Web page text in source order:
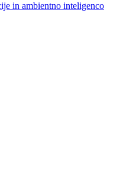
in ambientno inteligenco